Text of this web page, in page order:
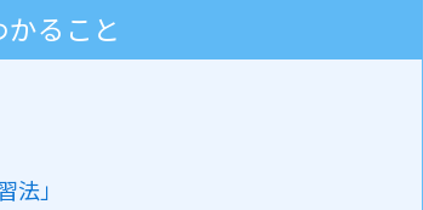
ること
法」